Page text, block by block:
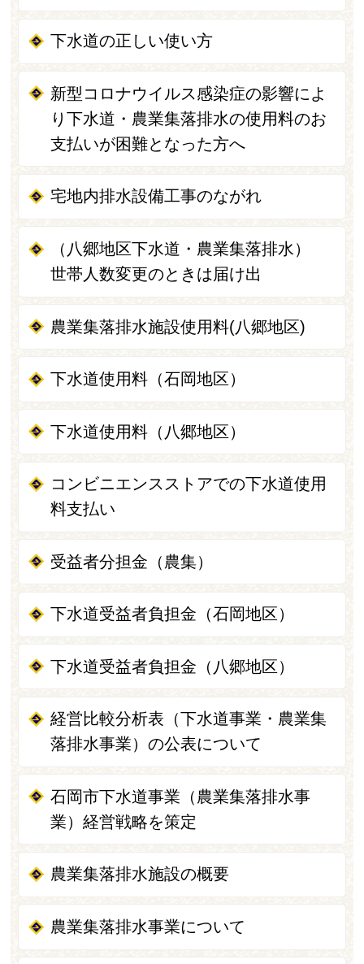
下水道の正しい使い方
新型コロナウイルス感染症の影響によ
り下水道・農業集落排水の使用料のお
支払いが困難となった方へ
宅地内排水設備工事のながれ
（八郷地区下水道・農業集落排水）
世帯人数変更のときは届け出
農業集落排水施設使用料(八郷地区)
下水道使用料（石岡地区）
下水道使用料（八郷地区）
コンビニエンスストアでの下水道使用
料支払い
受益者分担金（農集）
下水道受益者負担金（石岡地区）
下水道受益者負担金（八郷地区）
経営比較分析表（下水道事業・農業集
落排水事業）の公表について
石岡市下水道事業（農業集落排水事
業）経営戦略を策定
農業集落排水施設の概要
農業集落排水事業について